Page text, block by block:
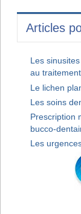
Articles
Les
au traitement
Le lichen
Les soins
Prescription
bucco-
Les